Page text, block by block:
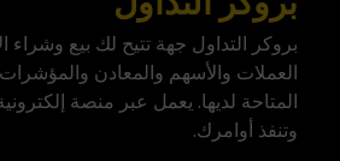
بروكر التداول جهة تتيح لك بيع وشراء
العملات والأسهم والمعادن
المتاحة لديها. يعمل عبر منصة
وتنفذ أوامرك.